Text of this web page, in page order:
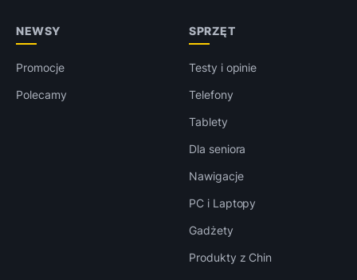
NEWSY
Promocje
Polecamy
SPRZĘT
Testy i opinie
Telefony
Tablety
Dla seniora
Nawigacje
PC i Laptopy
Gadżety
Produkty z Chin